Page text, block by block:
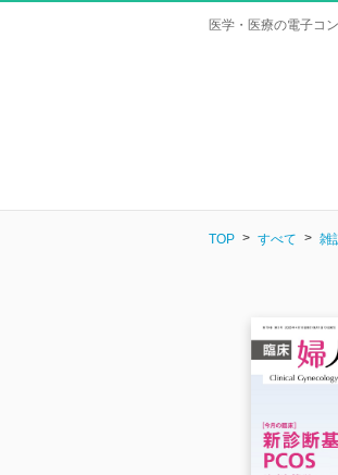
医学・医療の電子コ
TOP すべて 雑